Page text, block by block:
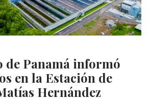
de Panamá informó
en la Estación de
Hernández